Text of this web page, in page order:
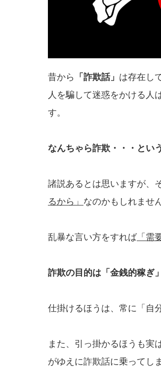
昔から 「詐欺話」 は存在し
人を騙して迷惑をかける人
す。
なんちゃら詐欺・・・とい
諸説あるとは思いますが、
るから」 なのかもしれません
乱暴な言い方をすれば「需
詐欺の目的は「金銭的稼ぎ
仕掛けるほうは、常に「自
また、引っ掛かるほうも実
がゆえに詐欺話に乗ってし